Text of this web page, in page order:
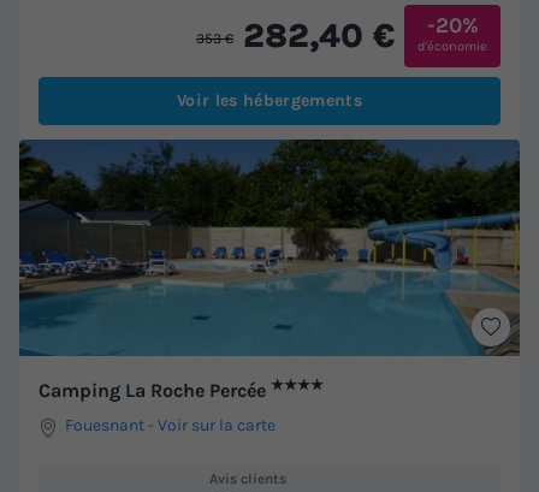
353 € 282,40 € -20%
d'économie
Voir les hébergements
Camping La Roche Percée ★★★★
Fouesnant -Voir sur la carte
Avis clients